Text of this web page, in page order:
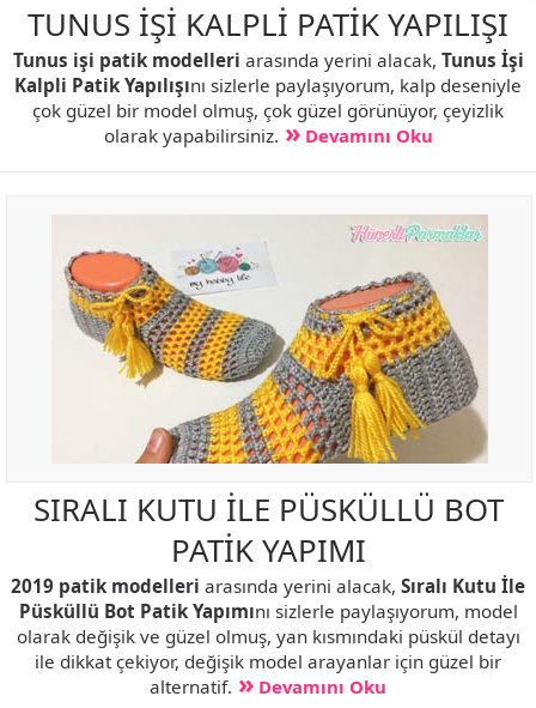
TUNUS İŞİ KALPLİ PATİK YAPILIŞI
Tunus işi patik modelleri arasında yerini alacak, Tunus İşi
Kalpli Patik Yapılışını sizlerle paylaşıyorum, kalp deseniyle
çok güzel bir model olmuş, çok güzel görünüyor, çeyizlik
olarak yapabilirsiniz.
Devamını Oku
SIRALI KUTU İLE PÜSKÜLLÜ BOT
PATİK YAPIMI
2019 patik modelleri arasında yerini alacak, Sıralı Kutu İle
Püsküllü Bot Patik Yapımını sizlerle paylaşıyorum, model
olarak değişik ve güzel olmuş, yan kısmındaki püskül detayı
ile dikkat çekiyor, değişik model arayanlar için güzel bir
alternatif.
Devamını Oku